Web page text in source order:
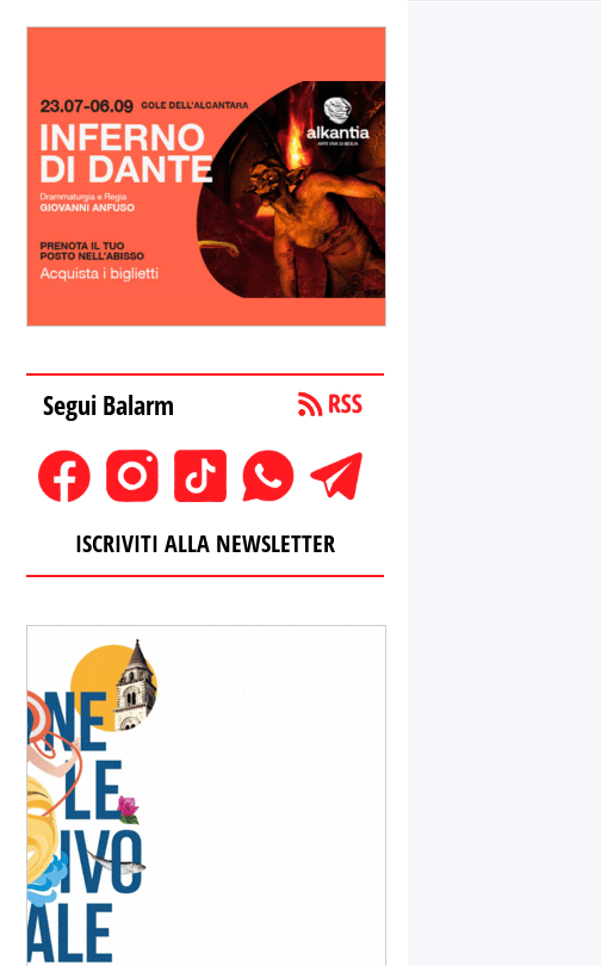
Segui Balarm
ISCRIVITI ALLA NEWSLETTER